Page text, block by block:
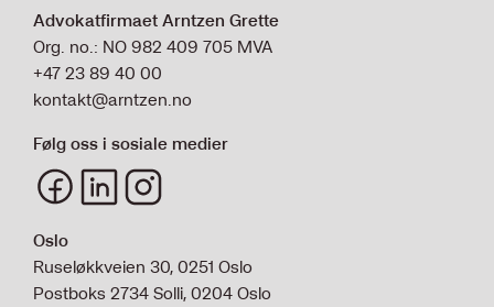
Advokatfirmaet Arntzen Grette
Org. no.: NO 982 409 705 MVA
+47 23 89 40 00
kontakt@arntzen.no
Følg oss i sosiale medier
Oslo
Ruseløkkveien 30, 0251 Oslo
Postboks 2734 Solli, 0204 Oslo